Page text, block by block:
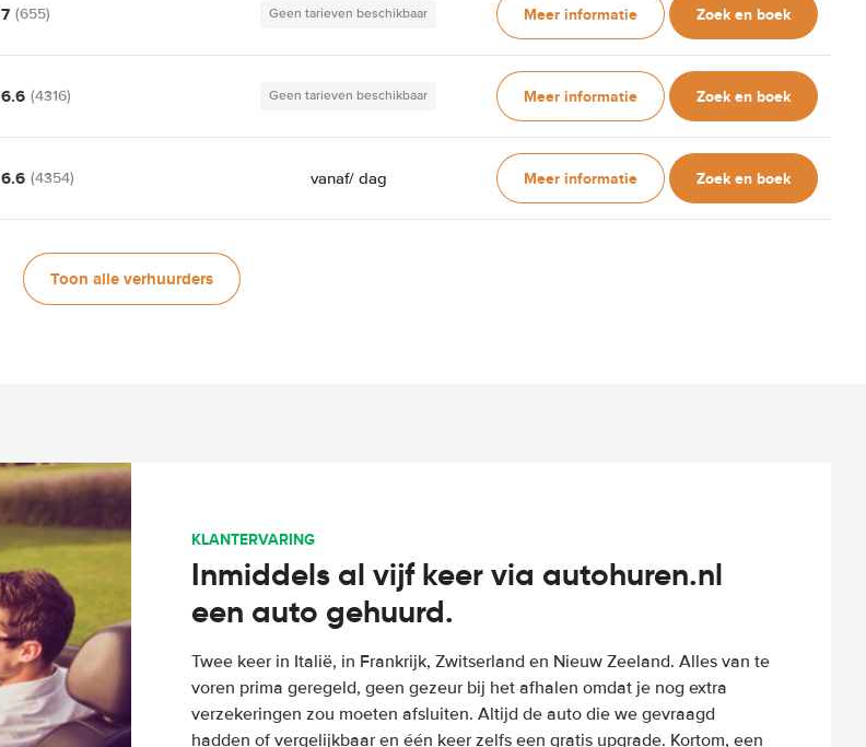
7 (655) Geen tarieven beschikbaar Meer informatie Zoek en boek
6.6 (4316) Geen tarieven beschikbaar Meer informatie Zoek en boek
6.6 (4354) vanaf/ dag Meer informatie Zoek en boek
Toon alle verhuurders
KLANTERVARING
Inmiddels al vijf keer via autohuren.nl
een auto gehuurd.
Twee keer in Italië, in Frankrijk, Zwitserland en Nieuw Zeeland. Alles van te
voren prima geregeld, geen gezeur bij het afhalen omdat je nog extra
verzekeringen zou moeten afsluiten. Altijd de auto die we gevraagd
hadden of vergelijkbaar en één keer zelfs een gratis upgrade. Kortom, een